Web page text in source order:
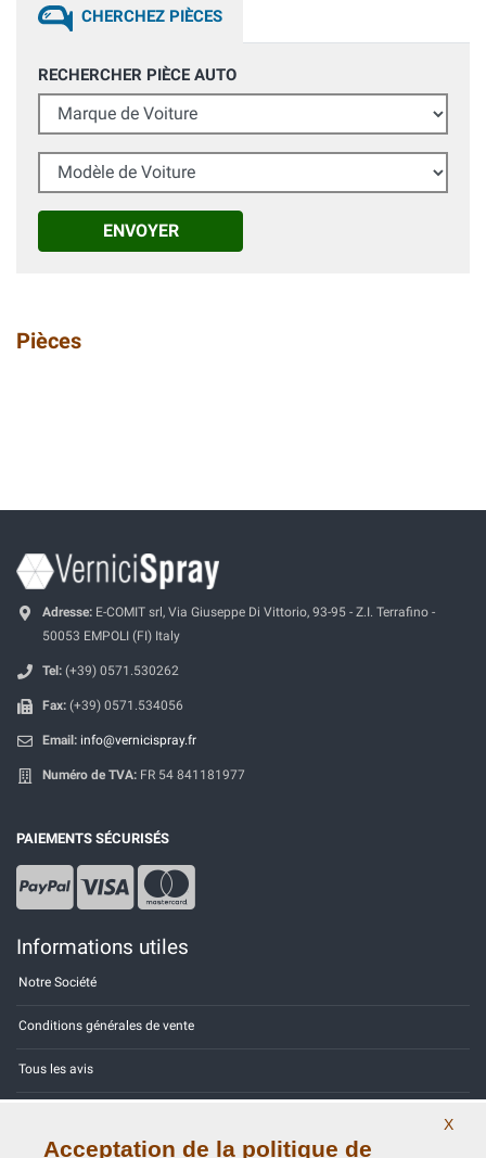
CHERCHEZ PIÈCES
RECHERCHER PIÈCE AUTO
Marque de Voiture
Modèle de Voiture
ENVOYER
Pièces
Adresse: E-COMIT srl, Via Giuseppe Di Vittorio, 93-95 - Z.I. Terrafino -
50053 EMPOLI (FI) Italy
Tel: (+39) 0571.530262
Fax: (+39) 0571.534056
Email: info@vernicispray.fr
Numéro de TVA: FR 54 841181977
PAIEMENTS SÉCURISÉS
Informations utiles
Notre Société
Conditions générales de vente
Tous les avis
X
Acceptation de la politique de